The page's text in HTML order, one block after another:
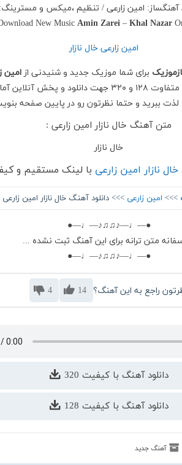
/ آهنگساز: امین زارعی / تنظیم ،میکس و
New Music Amin Zarei– Khal Nazar
برای شما موزیک جدید و شنیدنی از امین
با دو کیفیت متفاوت ۱۲۸ و ۳۲۰ جهت دانلود و پخش
لذت ببرید و حتما نظرتون رو در پایین صفحه
متن آهنگ خال نازار امین زارعی :
خال نازار
خال نازار امین زارعی با لینک مستقیم و
>>> امین زارعی >>> دانلود آهنگ خال نازار امین زارعی
●—♩—♪♫♫♪—♩—●
متن ترانه برای این آهنگ ثبت نشده ...
●—♩—♪♫♫♪—♩—●
راجع به این آهنگ؟ 14
4
دانلود آهنگ با کیفیت 320
دانلود آهنگ با کیفیت 128
آهنگ جدید